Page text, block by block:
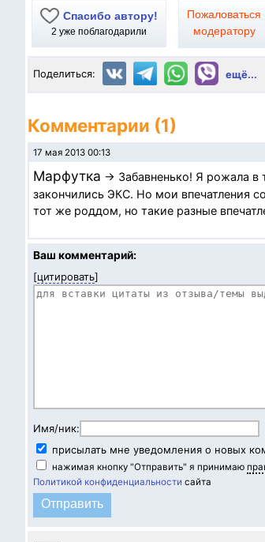
Спасибо автору!
2 уже поблагодарили
Пожаловаться
модератору
Поделиться: ещё...
Комментарии (1)
17 мая 2013 00:13
Марфутка → Забавненько! Я рожала в
закончились ЭКС. Но мои впечатления
тот же роддом, но такие разные
Ваш комментарий:
[цитировать]
Имя/ник:
присылать мне уведомления о новых
нажимая кнопку "Отправить" я принимаю
Политикой конфиденциальности сайта